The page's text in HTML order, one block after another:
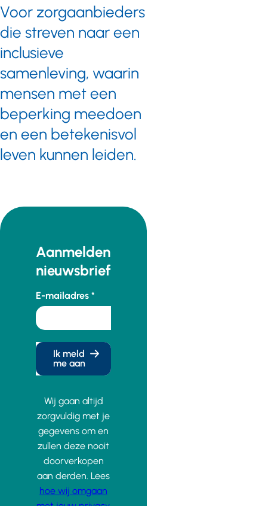
Voor zorgaanbieders
die streven naar een
inclusieve
samenleving, waarin
mensen met een
beperking meedoen
en een betekenisvol
leven kunnen leiden.
Aanmelden
nieuwsbrief
E-mailadres
Ik meld
me aan
Wij gaan altijd
zorgvuldig met je
gegevens om en
zullen deze nooit
doorverkopen
aan derden. Lees
hoe wij omgaan